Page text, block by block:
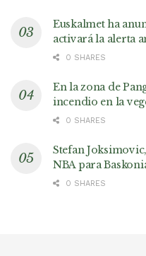
Euskalmet ha
activará la alerta
0 SHARES
En la zona de
incendio en la
0 SHARES
Stefan
NBA para
0 SHARES